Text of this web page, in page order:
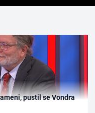
pustil se Vondra